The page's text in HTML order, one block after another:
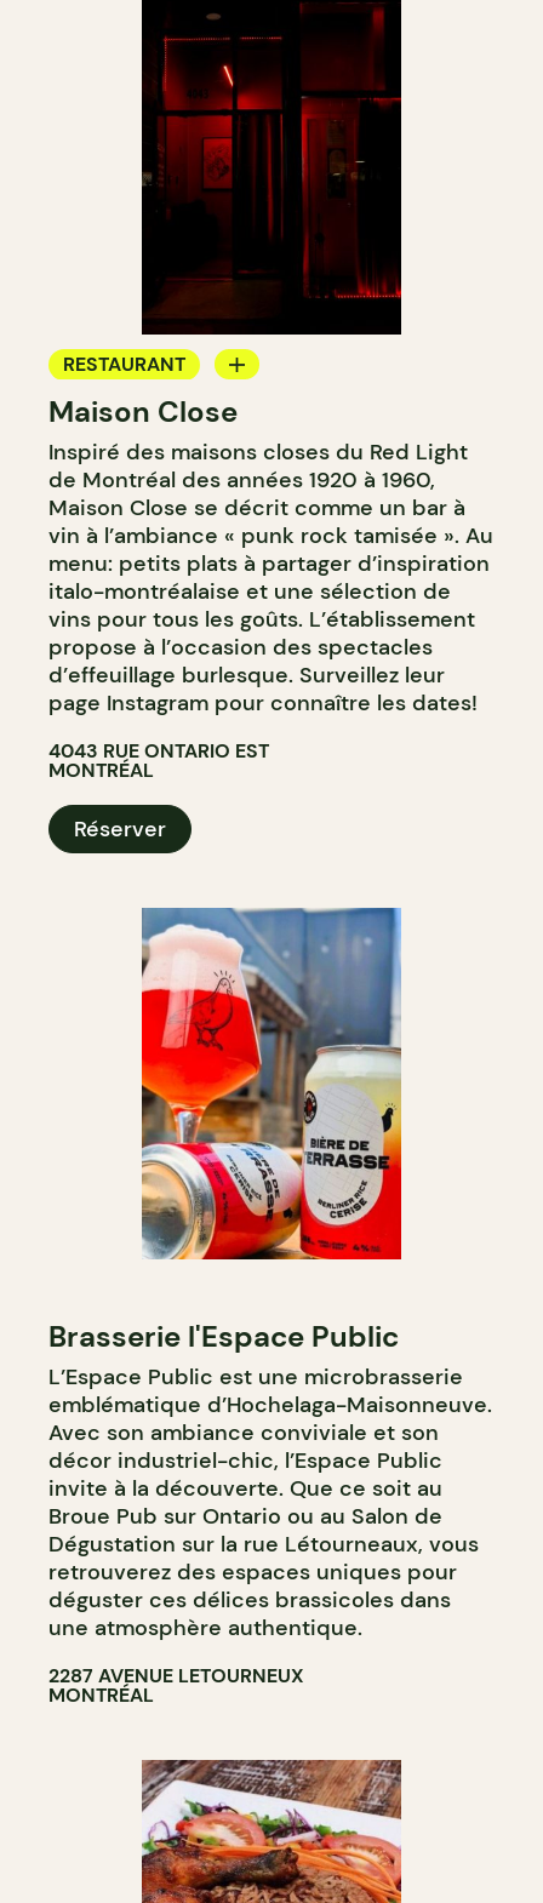
RESTAURANT
BAR À VIN
Maison Close
Inspiré des maisons closes du Red Light
de Montréal des années 1920 à 1960,
Maison Close se décrit comme un bar à
vin à l’ambiance « punk rock tamisée ». Au
menu: petits plats à partager d’inspiration
italo-montréalaise et une sélection de
vins pour tous les goûts. L’établissement
propose à l’occasion des spectacles
d’effeuillage burlesque. Surveillez leur
page Instagram pour connaître les dates!
4043 RUE ONTARIO EST
MONTRÉAL
Réserver
Brasserie l'Espace Public
L’Espace Public est une microbrasserie
emblématique d’Hochelaga-Maisonneuve.
Avec son ambiance conviviale et son
décor industriel-chic, l’Espace Public
invite à la découverte. Que ce soit au
Broue Pub sur Ontario ou au Salon de
Dégustation sur la rue Létourneaux, vous
retrouverez des espaces uniques pour
déguster ces délices brassicoles dans
une atmosphère authentique.
2287 AVENUE LETOURNEUX
MONTRÉAL